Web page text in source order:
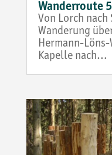
Wanderroute 5
Von Lorch nach
Wanderung
Hermann-
Kapelle nach…